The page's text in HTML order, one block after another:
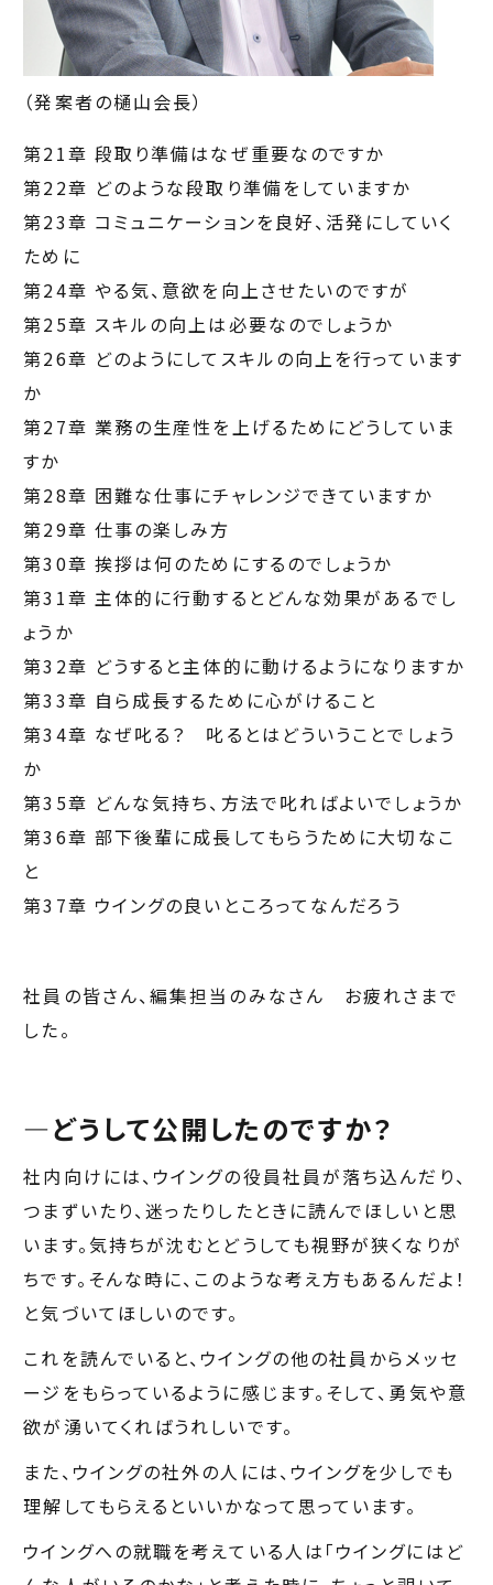
（発案者の樋山会長）
第21章 段取り準備はなぜ重要なのですか
第22章 どのような段取り準備をしていますか
第23章 コミュニケーションを良好、活発にしていく
ために
第24章 やる気、意欲を向上させたいのですが
第25章 スキルの向上は必要なのでしょうか
第26章 どのようにしてスキルの向上を行っています
か
第27章 業務の生産性を上げるためにどうしていま
すか
第28章 困難な仕事にチャレンジできていますか
第29章 仕事の楽しみ方
第30章 挨拶は何のためにするのでしょうか
第31章 主体的に行動するとどんな効果があるでし
ょうか
第32章 どうすると主体的に動けるようになりますか
第33章 自ら成長するために心がけること
第34章 なぜ叱る？ 叱るとはどういうことでしょう
か
第35章 どんな気持ち、方法で叱ればよいでしょうか
第36章 部下後輩に成長してもらうために大切なこ
と
第37章 ウイングの良いところってなんだろう
社員の皆さん、編集担当のみなさん お疲れさまで
した。
―どうして公開したのですか？
社内向けには、ウイングの役員社員が落ち込んだり、
つまずいたり、迷ったりしたときに読んでほしいと思
います。気持ちが沈むとどうしても視野が狭くなりが
ちです。そんな時に、このような考え方もあるんだよ！
と気づいてほしいのです。
これを読んでいると、ウイングの他の社員からメッセ
ージをもらっているように感じます。そして、勇気や意
欲が湧いてくればうれしいです。
また、ウイングの社外の人には、ウイングを少しでも
理解してもらえるといいかなって思っています。
ウイングへの就職を考えている人は「ウイングにはど